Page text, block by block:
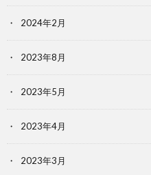
2024年2月
2023年8月
2023年5月
2023年4月
2023年3月